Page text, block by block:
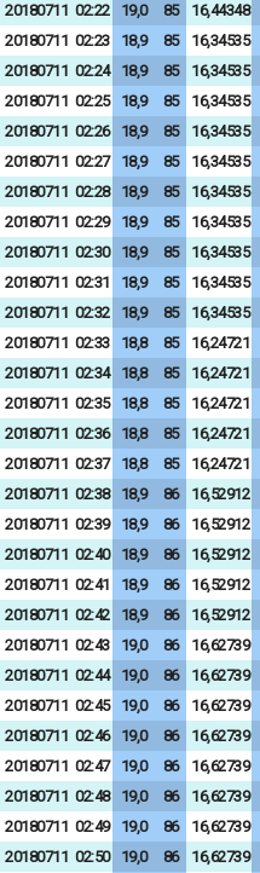
20180711 02:22 19,0 85 16,44348
20180711 02:23 18,9 85 16,34535
20180711 02:24 18,9 85 16,34535
20180711 02:25 18,9 85 16,34535
20180711 02:26 18,9 85 16,34535
20180711 02:27 18,9 85 16,34535
20180711 02:28 18,9 85 16,34535
20180711 02:29 18,9 85 16,34535
20180711 02:30 18,9 85 16,34535
20180711 02:31 18,9 85 16,34535
20180711 02:32 18,9 85 16,34535
20180711 02:33 18,8 85 16,24721
20180711 02:34 18,8 85 16,24721
20180711 02:35 18,8 85 16,24721
20180711 02:36 18,8 85 16,24721
20180711 02:37 18,8 85 16,24721
20180711 02:38 18,9 86 16,52912
20180711 02:39 18,9 86 16,52912
20180711 02:40 18,9 86 16,52912
20180711 02:41 18,9 86 16,52912
20180711 02:42 18,9 86 16,52912
20180711 02:43 19,0 86 16,62739
20180711 02:44 19,0 86 16,62739
20180711 02:45 19,0 86 16,62739
20180711 02:46 19,0 86 16,62739
20180711 02:47 19,0 86 16,62739
20180711 02:48 19,0 86 16,62739
20180711 02:49 19,0 86 16,62739
20180711 02:50 19,0 86 16,62739